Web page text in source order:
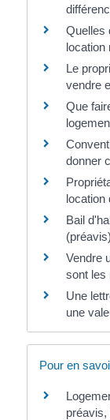
Quelles
location
Le
vendre
Que
donner
location
Bail
Vendre
sont les
Une
une
Pour en
préavis,